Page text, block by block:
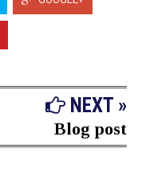
NEXT »
Blog post